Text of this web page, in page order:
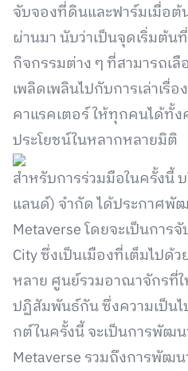
จับจองที่ดินและฟาร์มเมื่อ
ผ่านมา นับว่าเป็นจุดเริ่มต้น
กิจกรรมต่าง ๆ ที่สามารถเ
เพลิดเพลินไปกับการเล่าเรื่
คาแรคเตอร์ ให้ทุกคนได้ทั้ง
ประโยชน์ในหลากหลายมิติ
สำหรับการร่วมมือในครั้งนี้
แลนด์) จำกัด ได้ประกาศพั
Metaverse โดยจะเป็นการ
City ซึ่งเป็นเมืองที่เต็มไป
หลาย ศูนย์รวมอาณาจักรที่ใ
ปฏิสัมพันธ์กัน ซึ่งความเป็น
กต์ในครั้งนี้ จะเป็นการพัฒน
Metaverse รวมถึงการพัฒน